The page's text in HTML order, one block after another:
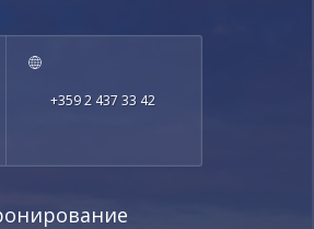
+359 2 437 33 42